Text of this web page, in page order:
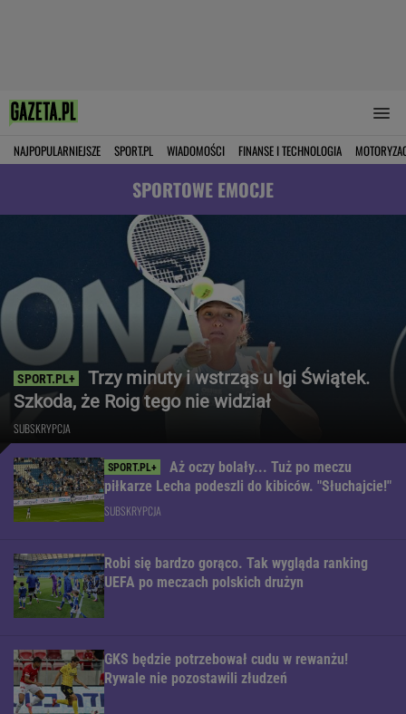
NAJPOPULARNIEJSZE SPORT.PL WIADOMOŚCI FINANSE I TECHNOLOGIA
SPORTOWE EMOCJE
Trzy minuty i wstrząs u Igi Świątek.
Szkoda, że Roig tego nie widział
SUBSKRYPCJA
Aż oczy bolały... Tuż po meczu
piłkarze Lecha podeszli do kibiców. "Słuchajcie!"
SUBSKRYPCJA
Robi się bardzo gorąco. Tak wygląda ranking
UEFA po meczach polskich drużyn
GKS będzie potrzebował cudu w rewanżu!
Rywale nie pozostawili złudzeń